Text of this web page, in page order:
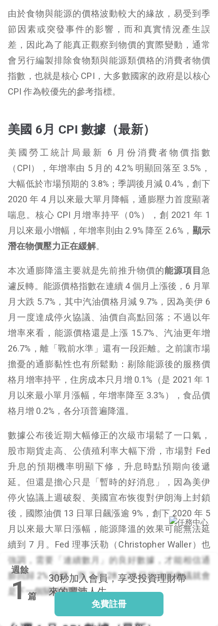
由於食物與能源的價格波動較大的緣故，易受到季
節因素或突發事件的影響，而和真實情況產生誤
差，因此為了能真正觀察到物價的實際變動，通常
會另行編製排除食物類與能源類價格的消費者物價
指數，也就是核心 CPI，大多數國家的政府是以核心
CPI 作為較優先的參考指標。
美國 6月 CPI 數據（最新）
美國勞工統計局最新 6 月份消費者物價指數
（CPI），年增率由 5 月的 4.2% 明顯回落至 3.5%，
大幅低於市場預期的 3.8%；季調後月減 0.4%，創下
2020 年 4 月以來最大單月降幅，通膨壓力首度顯著
喘息。核心 CPI 月增率持平（0%），創 2021 年 1
月以來最小增幅，年增率則由 2.9% 降至 2.6%， 顯示
潛在物價壓力正在緩解。
本次通膨降溫主要就是先前推升物價的能源項目 急
遽反轉。能源價格指數在連續 4 個月上漲後，6 月單
月大跌 5.7%，其中汽油價格月減 9.7%，因為美伊 6
月一度達成停火協議、油價自高點回落；不過以年
增率來看，能源價格還是上漲 15.7%、汽油更年增
26.7%，離「戰前水準」還有一段距離。之前讓市場
擔憂的通膨黏性也有所鬆動：剔除能源後的服務價
格月增率持平，住房成本只月增 0.1%（是 2021 年 1
月以來最小單月漲幅，年增率降至 3.3%），食品價
格月增 0.2%，各分項普遍降溫。
數據公布後近期大幅修正的次級市場鬆了一口氣，
股市期貨走高、公債殖利率大幅下滑，市場對 Fed
升息的預期機率明顯下修，升息時點預期向後遞
延。但還是擔心只是「暫時的好消息」，因為美伊
停火協議上週破裂、美國宣布恢復對伊朗海上封鎖
後，國際油價 13 日單日飆漲逾 9%，創下 2020 年 5
月以來最大單日漲幅，能源降溫的效果可能無法延
續到 7 月。Fed 理事沃勒（Christopher Waller）也
強調，需要「連續數月」的良好數據，才能相信通
膨回歸 2% 目標，而 7 月 28、29 日的決策會議就會
是下一個關鍵觀察點。
週餘
1 篇
30秒加入會員，享受投資理財帶
來的豐沛人生
免費註冊
閱讀文章，天天賺
獎勵
任一文章
出國就缺這咖？股
感會員免費帶回
家！
登記抽北歐小刺蝟 20
更多任務